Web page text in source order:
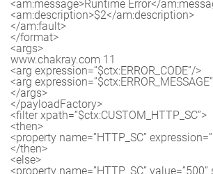
<am:message>Runtime Error</
<am:description>$2</am:description>
</am:fault>
</format>
<args>
www.chakray.com 11
<arg expression=”$ctx:ERROR_CODE”/>
<arg
</args>
</payloadFactory>
<filter xpath=”$ctx:CUSTOM_HTTP_SC”>
<then>
<property name=”HTTP_SC”
</then>
<else>
<property name=”HTTP_SC” value=”500”